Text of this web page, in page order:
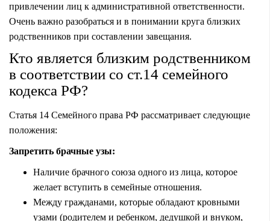
привлечении лиц к административной ответственности.
Очень важно разобраться и в понимании круга близких
родственников при составлении завещания.
Кто является близким родственником
в соответствии со ст.14 семейного
кодекса РФ?
Статья 14 Семейного права РФ рассматривает следующие
положения:
Запретить брачные узы:
Наличие брачного союза одного из лица, которое
желает вступить в семейные отношения.
Между гражданами, которые обладают кровными
узами (родителем и ребенком, дедушкой и внуком,